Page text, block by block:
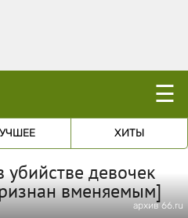
☰
ХИТЫ
девочек
вменяемым]
архив 66.ru